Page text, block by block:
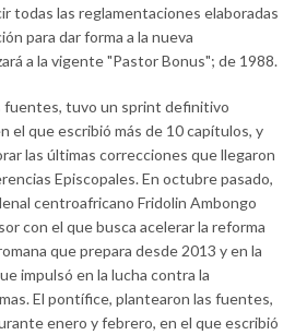
todas las reglamentaciones elaboradas
para dar forma a la nueva
a la vigente "Pastor Bonus"; de 1988.
fuentes, tuvo un sprint definitivo
el que escribió más de 10 capítulos, y
las últimas correcciones que llegaron
Episcopales. En octubre pasado,
centroafricano Fridolin Ambongo
con el que busca acelerar la reforma
que prepara desde 2013 y en la
impulsó en la lucha contra la
El pontífice, plantearon las fuentes,
enero y febrero, en el que escribió